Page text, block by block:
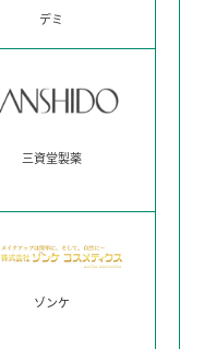
デミ
三資堂製薬
ゾンケ